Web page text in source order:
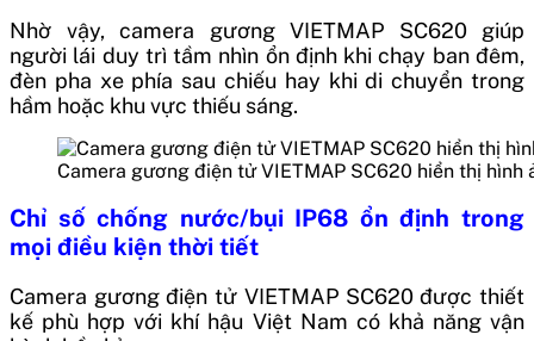
Nhờ vậy, camera gương VIETMAP SC620 giúp
người lái duy trì tầm nhìn ổn định khi chạy ban đêm,
đèn pha xe phía sau chiếu hay khi di chuyển trong
hầm hoặc khu vực thiếu sáng.
Camera gương điện tử VIETMAP SC620 hiển thị hình
Chỉ số chống nước/bụi IP68 ổn định trong
mọi điều kiện thời tiết
Camera gương điện tử VIETMAP SC620 được thiết
kế phù hợp với khí hậu Việt Nam có khả năng vận